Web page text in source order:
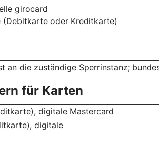
girocard
(Debitkarte oder Kreditkarte)
an die zuständige Sperrinstanz;
für Karten
digitale Mastercard
digitale